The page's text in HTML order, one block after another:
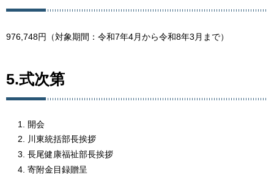
976,748円（対象期間：令和7年4月から令和8年3月まで）
5.式次第
開会
川東統括部長挨拶
長尾健康福祉部長挨拶
寄附金目録贈呈